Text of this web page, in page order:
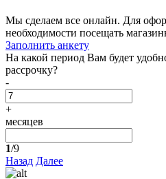
Мы сделаем все онлайн. Для
необходимости посещать
Заполнить анкету
На какой период Вам будет
рассрочку?
-
+
месяцев
1/9
Назад Далее